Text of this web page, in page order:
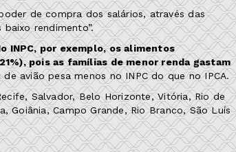
de compra dos salários, através das
rendimento”.
INPC, por exemplo, os alimentos
pois as famílias de menor renda gastam
avião pesa menos no INPC do que no IPCA.
Salvador, Belo Horizonte, Vitória, Rio de
Campo Grande, Rio Branco, São Luís